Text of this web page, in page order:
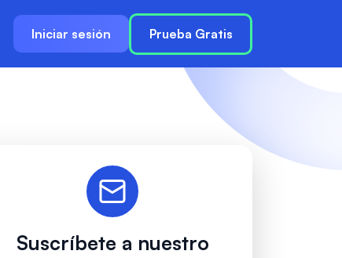
Iniciar sesión Prueba Gratis
Suscríbete a nuestro